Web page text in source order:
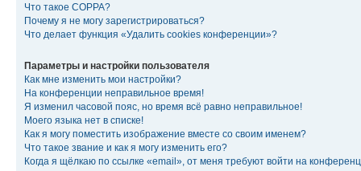
Что такое COPPA?
Почему я не могу зарегистрироваться?
Что делает функция «Удалить cookies конференции»?
Параметры и настройки пользователя
Как мне изменить мои настройки?
На конференции неправильное время!
Я изменил часовой пояс, но время всё равно неправильное!
Моего языка нет в списке!
Как я могу поместить изображение вместе со своим именем?
Что такое звание и как я могу изменить его?
Когда я щёлкаю по ссылке «email», от меня требуют войти на